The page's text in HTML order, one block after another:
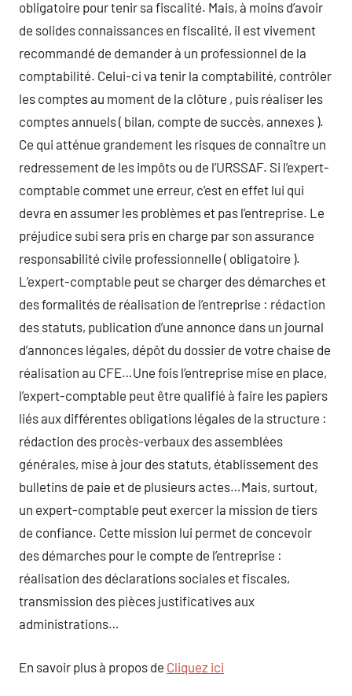
obligatoire pour tenir sa fiscalité. Mais, à moins d’avoir
de solides connaissances en fiscalité, il est vivement
recommandé de demander à un professionnel de la
comptabilité. Celui-ci va tenir la comptabilité, contrôler
les comptes au moment de la clôture , puis réaliser les
comptes annuels ( bilan, compte de succès, annexes ).
Ce qui atténue grandement les risques de connaître un
redressement de les impôts ou de l’URSSAF. Si l’expert-
comptable commet une erreur, c’est en effet lui qui
devra en assumer les problèmes et pas l’entreprise. Le
préjudice subi sera pris en charge par son assurance
responsabilité civile professionnelle ( obligatoire ).
L’expert-comptable peut se charger des démarches et
des formalités de réalisation de l’entreprise : rédaction
des statuts, publication d’une annonce dans un journal
d’annonces légales, dépôt du dossier de votre chaise de
réalisation au CFE…Une fois l’entreprise mise en place,
l’expert-comptable peut être qualifié à faire les papiers
liés aux différentes obligations légales de la structure :
rédaction des procès-verbaux des assemblées
générales, mise à jour des statuts, établissement des
bulletins de paie et de plusieurs actes…Mais, surtout,
un expert-comptable peut exercer la mission de tiers
de confiance. Cette mission lui permet de concevoir
des démarches pour le compte de l’entreprise :
réalisation des déclarations sociales et fiscales,
transmission des pièces justificatives aux
administrations…
En savoir plus à propos de Cliquez ici